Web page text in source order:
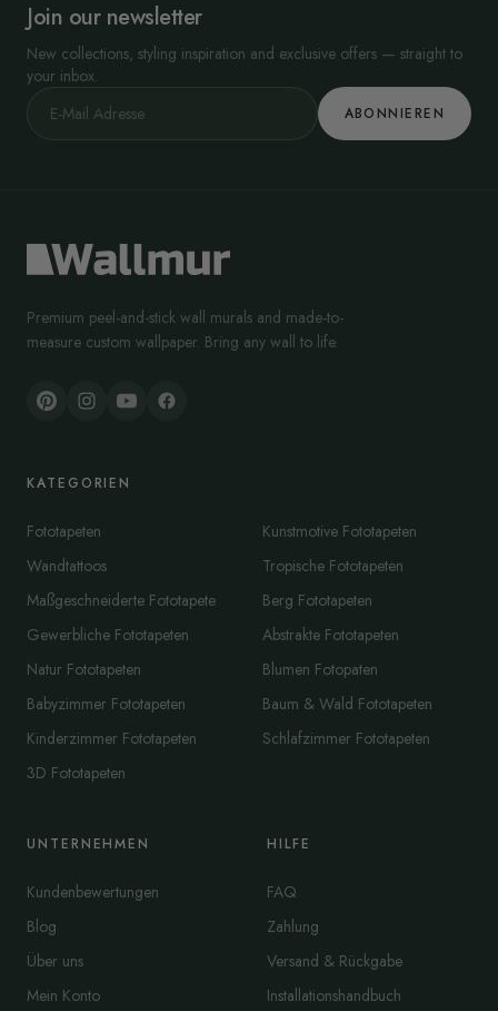
Join our newsletter
New collections, styling inspiration and exclusive offers — straight to
your inbox.
ABONNIEREN
Premium peel-and-stick wall murals and made-to-
measure custom wallpaper. Bring any wall to life.
KATEGORIEN
Fototapeten
Wandtattoos
Maßgeschneiderte Fototapete
Gewerbliche Fototapeten
Natur Fototapeten
Babyzimmer Fototapeten
Kinderzimmer Fototapeten
3D Fototapeten
Kunstmotive Fototapeten
Tropische Fototapeten
Berg Fototapeten
Abstrakte Fototapeten
Blumen Fotopaten
Baum & Wald Fototapeten
Schlafzimmer Fototapeten
UNTERNEHMEN
Kundenbewertungen
Blog
Über uns
Mein Konto
HILFE
FAQ
Zahlung
Versand & Rückgabe
Installationshandbuch